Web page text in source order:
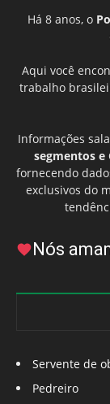
Há 8 anos, o
Aqui você
trabalho
Informações
segmentos e
fornecendo
exclusivos do
Nós
Servente de
Pedreiro